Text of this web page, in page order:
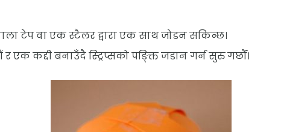
टेप वा एक स्टैलर द्वारा एक साथ जोडन सकिन्छ।
कद्दी बनाउँदै स्ट्रिप्सको पङ्क्ति जडान गर्न सुरु गर्छौं।